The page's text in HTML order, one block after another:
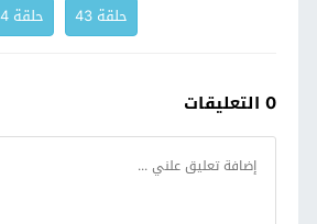
حلقة 43
حلقة 44
0 التعليقات